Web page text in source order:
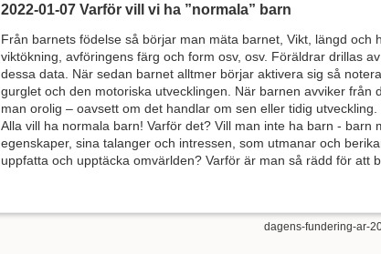
2022-01-07 Varför vill vi ha ”normala” barn
Från barnets födelse så börjar man mäta barnet, Vikt, längd och
viktökning, avföringens färg och form osv, osv. Föräldrar drillas
dessa data. När sedan barnet alltmer börjar aktivera sig så
gurglet och den motoriska utvecklingen. När barnen avviker från
man orolig – oavsett om det handlar om sen eller tidig
Alla vill ha normala barn! Varför det? Vill man inte ha barn - barn
egenskaper, sina talanger och intressen, som utmanar och
uppfatta och upptäcka omvärlden? Varför är man så rädd för att
dagens-fundering-ar-